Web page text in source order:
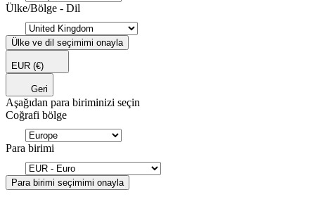
Ülke/Bölge - Dil
Ülke ve dil seçimimi onayla
EUR (€)
Geri
Aşağıdan para biriminizi seçin
Coğrafi bölge
Para birimi
Para birimi seçimimi onayla